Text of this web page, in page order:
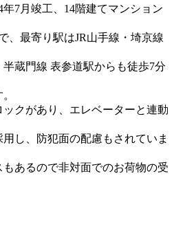
7月竣工、14階建てマンション
、最寄り駅はJR山手線・埼京線
蔵門線 表参道駅からも徒歩7分
クがあり、エレベーターと連動
し、防犯面の配慮もされていま
あるので非対面でのお荷物の受